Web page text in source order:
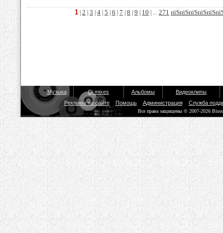
1 2 3 4 5 6 7 8 9 10 | ... 271
Музыка Dj mixes Альбомы
Видеоклипы
Реклама на сайте
Помощь Администрация Служба
Все права защищены © 2007-2026